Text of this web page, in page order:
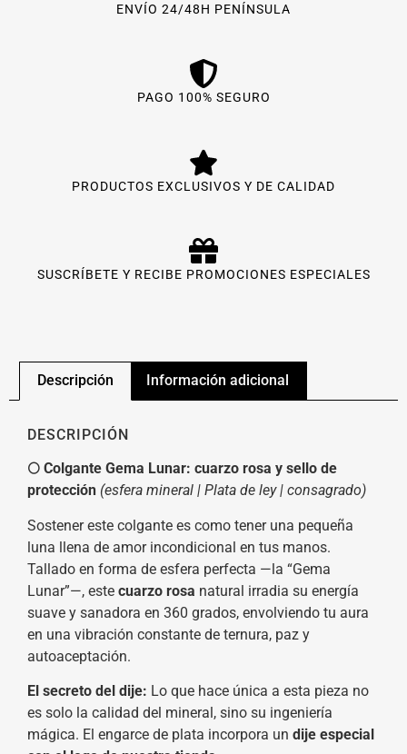
ENVÍO 24/48H PENÍNSULA
PAGO 100% SEGURO
PRODUCTOS EXCLUSIVOS Y DE CALIDAD
SUSCRÍBETE Y RECIBE PROMOCIONES ESPECIALES
Descripción Información adicional
DESCRIPCIÓN
🌕 Colgante Gema Lunar: cuarzo rosa y sello de
protección (esfera mineral | Plata de ley | consagrado)
Sostener este colgante es como tener una pequeña
luna llena de amor incondicional en tus manos.
Tallado en forma de esfera perfecta —la “Gema
Lunar”—, este cuarzo rosa natural irradia su energía
suave y sanadora en 360 grados, envolviendo tu aura
en una vibración constante de ternura, paz y
autoaceptación.
El secreto del dije: Lo que hace única a esta pieza no
es solo la calidad del mineral, sino su ingeniería
mágica. El engarce de plata incorpora un dije especial